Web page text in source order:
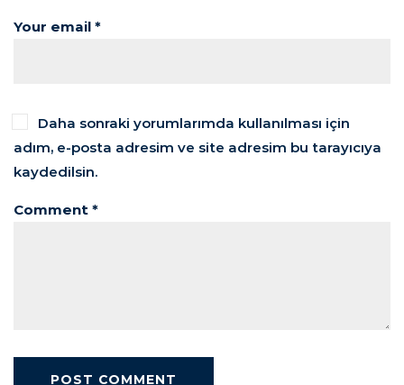
Your email *
Daha sonraki yorumlarımda kullanılması için
adım, e-posta adresim ve site adresim bu tarayıcıya
kaydedilsin.
Comment *